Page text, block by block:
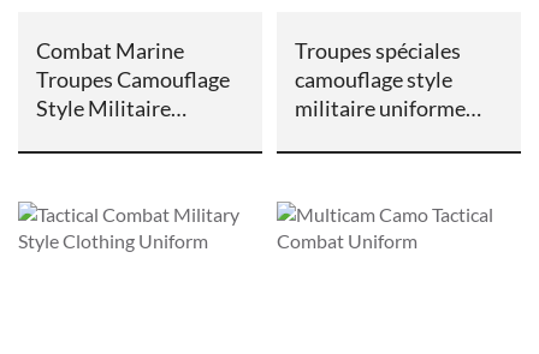
Combat Marine
Troupes Camouflage
Style Militaire
Troupes spéciales
camouflage style
militaire uniforme